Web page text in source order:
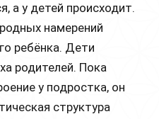
а у детей происходит.
намерений
ребёнка. Дети
родителей. Пока
у подростка, он
структура